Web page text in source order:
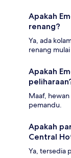
Apakah
renang?
Ya, ada
renang
Apakah
Maaf,
pemandu.
Apakah
Central
Ya, tersedia